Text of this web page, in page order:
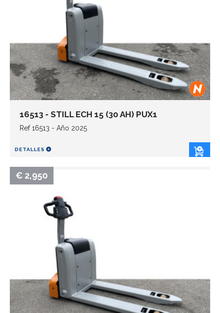
16513 - STILL ECH 15 (30 AH) PUX1
Ref 16513 - Año 2025
DETALLES
€ 2,950